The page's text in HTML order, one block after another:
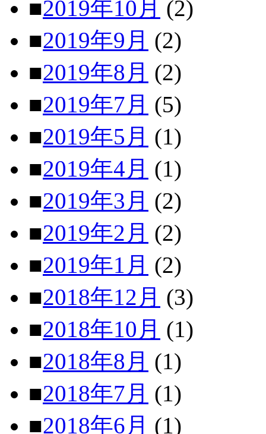
■2019年10月 (2)
■2019年9月 (2)
■2019年8月 (2)
■2019年7月 (5)
■2019年5月 (1)
■2019年4月 (1)
■2019年3月 (2)
■2019年2月 (2)
■2019年1月 (2)
■2018年12月 (3)
■2018年10月 (1)
■2018年8月 (1)
■2018年7月 (1)
■2018年6月 (1)